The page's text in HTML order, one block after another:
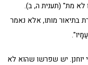
לא מת" (תענית ה, ב).
בתיאור מותו, אלא נאמר
יוחנן. יש שפרשו שהוא לא